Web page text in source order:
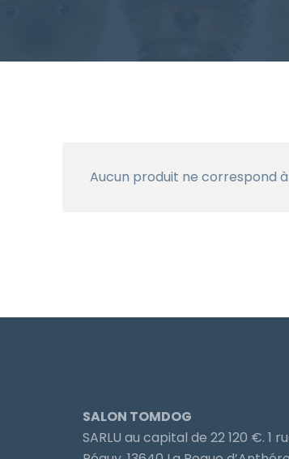
Aucun produit ne correspond
SALON TOMDOG
SARLU au capital de 22 120 €. 1